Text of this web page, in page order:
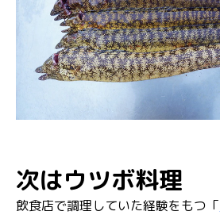
次はウツボ料理
飲食店で調理していた経験をもつ「